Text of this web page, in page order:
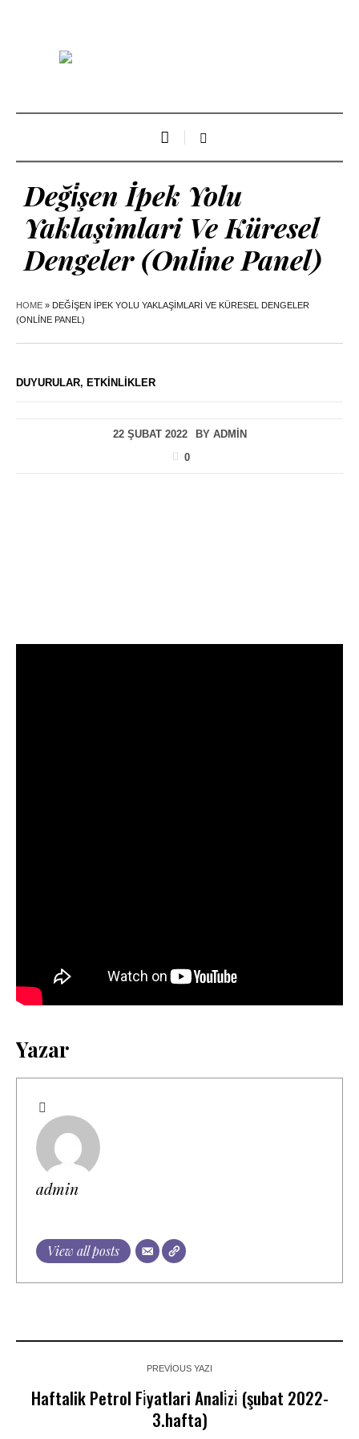
Deği̇şen İpek Yolu
Yaklaşimlari Ve Küresel
Dengeler (Onli̇ne Panel)
HOME » DEĞİŞEN İPEK YOLU YAKLAŞIMLARI VE KÜRESEL DENGELER
(ONLİNE PANEL)
DUYURULAR, ETKINLIKLER
22 ŞUBAT 2022 BY ADMIN
0
Yazar
admin
View all posts
PREVIOUS YAZI
Haftalik Petrol Fi̇yatlari Anali̇zi̇ (şubat 2022-
3.hafta)